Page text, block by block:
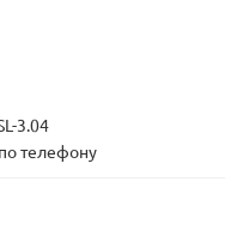
3.04
телефону